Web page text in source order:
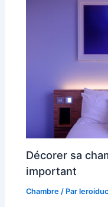
Décorer sa
important
Chambre / Par